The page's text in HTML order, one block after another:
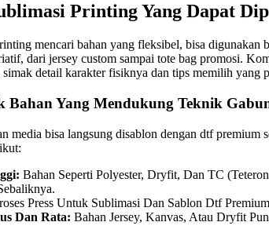
Printing Yang Dapat
mencari bahan yang fleksibel, bisa
dari jersey custom sampai tote bag promosi.
detail karakter fisiknya dan tips memilih yang
Yang Mendukung Teknik
media bisa langsung disablon dengan dtf
Bahan Seperti Polyester, Dryfit, Dan TC
Press Untuk Sublimasi Dan Sablon Dtf
Dan Rata: Bahan Jersey, Kanvas, Atau Dryfit